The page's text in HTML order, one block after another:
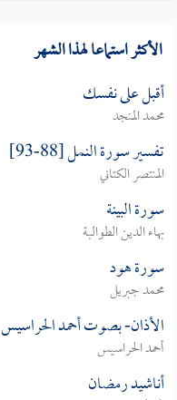
الأكثر استماعا لهذا الشهر
أقبل على نفسك
محمد المنجد
تفسير سورة النمل [88-93]
المنتصر الكتاني
سورة البينة
بهاء الدين الطوالبة
سورة هود
محمد جبريل
الأذان- بصوت أحمد الحراسيس
أحمد الحراسيس
أناشيد رمضان